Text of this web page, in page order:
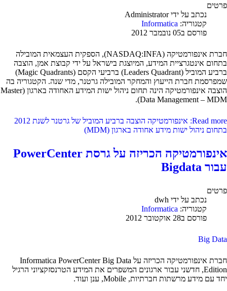
פרטים
נכתב על ידיAdministrator
קטגוריה: Informatica
פורסם ב05 נובמבר 2012
חברת אינפורמטיקה (NASDAQ:INFA), הספקית העצמאית המובילה
בתחום אינטגרציית המידע, המיוצגת בישראל על ידי קבוצת אמן, הוצבה
ברביע המוביל (Leaders Quadrant) ברביעי הקסם (Magic Quadrants)
שמפרסמת חברת הייעוץ והמחקר המובילה גרטנר, מדי שנה. הקטגוריה בה
הוצבה אינפורמטיקה הינה תחום ניהול ישות המידע האחודה בארגון (Master
Data Management – MDM).
Read more: אינפורמטיקה הוצבה ברביע המוביל של גרטנר לשנת 2012
בתחום ניהול ישות מידע אחודה בארגון (MDM)
אינפורמטיקה הכריזה על גרסת PowerCenter
עבור Bigdata
פרטים
נכתב על ידי dwh
קטגוריה: Informatica
פורסם ב28 אוקטובר 2012
Big Data
חברת אינפורמטיקה הכריזה על Informatica PowerCenter Big Data
Edition, חדשני עבור ארגונים המשפרים את המידע הטרנסזקציוני הרגיל
יחד עם מידע מרשתות חברתיות, Mobile, ענן ועוד.